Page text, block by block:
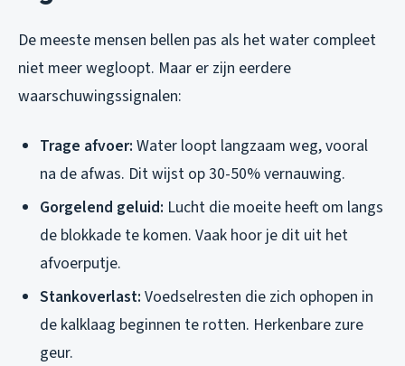
De meeste mensen bellen pas als het water compleet
niet meer wegloopt. Maar er zijn eerdere
waarschuwingssignalen:
Trage afvoer: Water loopt langzaam weg, vooral
na de afwas. Dit wijst op 30-50% vernauwing.
Gorgelend geluid: Lucht die moeite heeft om langs
de blokkade te komen. Vaak hoor je dit uit het
afvoerputje.
Stankoverlast: Voedselresten die zich ophopen in
de kalklaag beginnen te rotten. Herkenbare zure
geur.